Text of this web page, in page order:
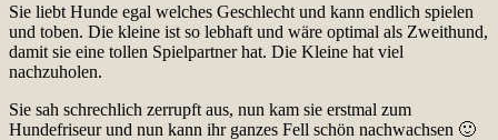
Sie liebt Hunde egal welches Geschlecht und kann endlich spielen
und toben. Die kleine ist so lebhaft und wäre optimal als Zweithund,
damit sie eine tollen Spielpartner hat. Die Kleine hat viel
nachzuholen.
Sie sah schrechlich zerrupft aus, nun kam sie erstmal zum
Hundefriseur und nun kann ihr ganzes Fell schön nachwachsen 🙂